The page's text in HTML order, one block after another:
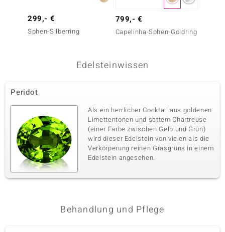
299,- €
Sphen-Silberring
799,- €
Capelinha-Sphen-Goldring
Edelsteinwissen
Peridot
Als ein herrlicher Cocktail aus goldenen
Limettentonen und sattem Chartreuse
(einer Farbe zwischen Gelb und Grün)
wird dieser Edelstein von vielen als die
Verkörperung reinen Grasgrüns in einem
Edelstein angesehen.
Behandlung und Pflege